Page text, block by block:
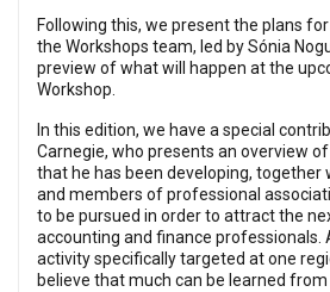
Following this, we present the plans
the Workshops team, led by Sónia
preview of what will happen at the
Workshop.
In this edition, we have a special
Carnegie, who presents an overview
that he has been developing, together
and members of professional
to be pursued in order to attract the
accounting and finance professionals.
activity specifically targeted at one
believe that much can be learned